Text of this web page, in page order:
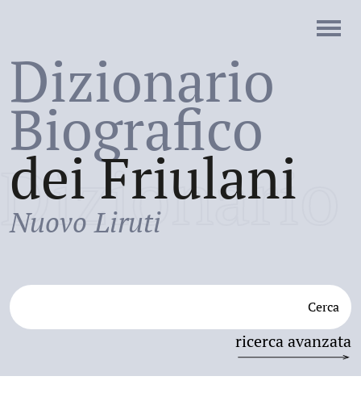
Dizionario
Biografico
dei Friulani
Nuovo Liruti
Cerca
ricerca avanzata
Dizionario